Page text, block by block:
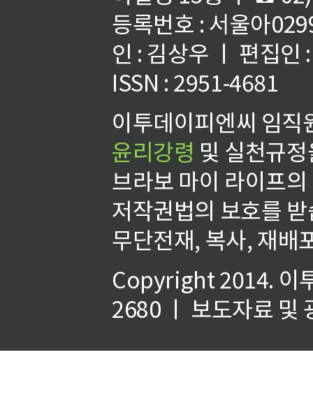
등록번호 : 서울아
인 : 김상우 ㅣ 편집인
ISSN : 2951-4681
이투데이피엔씨 임
윤리강령 및 실천규
브라보 마이 라이프
저작권법의 보호를
무단전재, 복사, 재배
Copyright 2014. 이
2680 ㅣ 보도자료